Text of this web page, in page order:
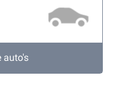
auto's